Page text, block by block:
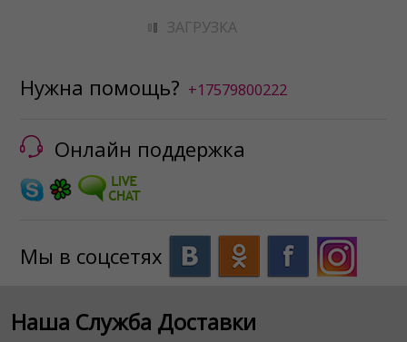
ЗАГРУЗКА
Нужна помощь? +17579800222
Онлайн поддержка
Мы в соцсетях
Наша Служба Доставки